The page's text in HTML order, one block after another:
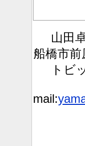
山田
船橋市前
トビ
mail: